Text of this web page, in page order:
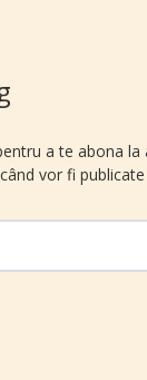
a te abona la
vor fi